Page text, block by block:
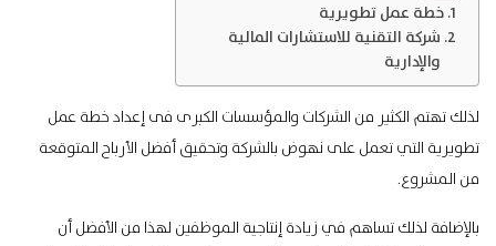
خطة عمل تطويرية
شركة التقنية للاستشارات المالية
والإدارية
لذلك تهتم الكثير من الشركات والمؤسسات الكبرى فى إعدادخطة عمل
تطويرية التي تعمل على نهوض بالشركة وتحقيق أفضل الأرباح المتوقعة
من المشروع.
بالإضافة لذلك تساهم في زيادة إنتاجية الموظفين لهذا من الأفضل أن